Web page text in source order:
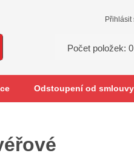
Přihlásit
Počet položek: 0
Odstoupení od smlouvy